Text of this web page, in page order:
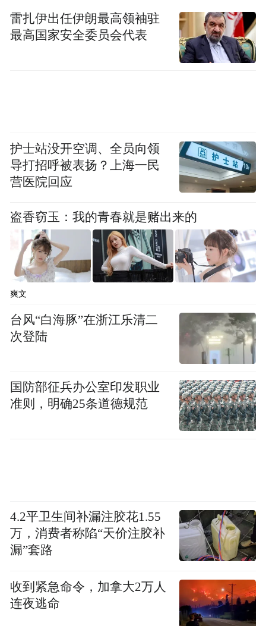
雷扎伊出任伊朗最高领袖驻
最高国家安全委员会代表
护士站没开空调、全员向领
导打招呼被表扬？上海一民
营医院回应
盗香窃玉：我的青春就是赌出来的
爽文
台风“白海豚”在浙江乐清二
次登陆
国防部征兵办公室印发职业
准则，明确25条道德规范
4.2平卫生间补漏注胶花1.55
万，消费者称陷“天价注胶补
漏”套路
收到紧急命令，加拿大2万人
连夜逃命